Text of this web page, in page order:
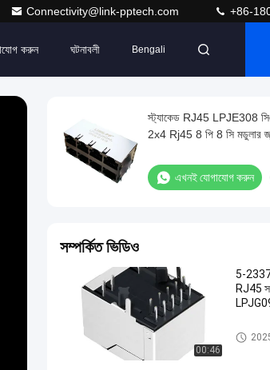
Connectivity@link-pptech.com +86-
করুন ঘটনাবলী Bengali
স্ট্যাকেড RJ45 LPJE308
2x4 Rj45 8 পি 8 সি মডুলার
এখনই যোগাযোগ করুন
সম্পর্কিত ভিডিও
00:46
5-
RJ45
PoE